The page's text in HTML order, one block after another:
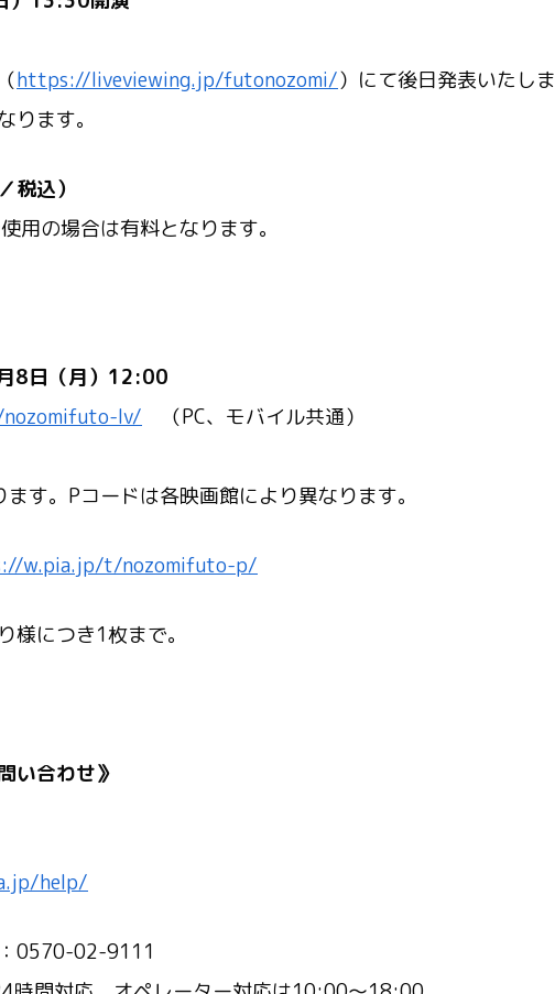
https://liveviewing.jp/futonozomi/）にて後日発表いたしま
ます。
税込）
の場合は有料となります。
8日（月）12:00
lv/ （PC、モバイル共通）
す。Pコードは各映画館により異なります。
w.pia.jp/t/nozomifuto-p/
につき1枚まで。
い合わせ》
help/
0570-02-9111